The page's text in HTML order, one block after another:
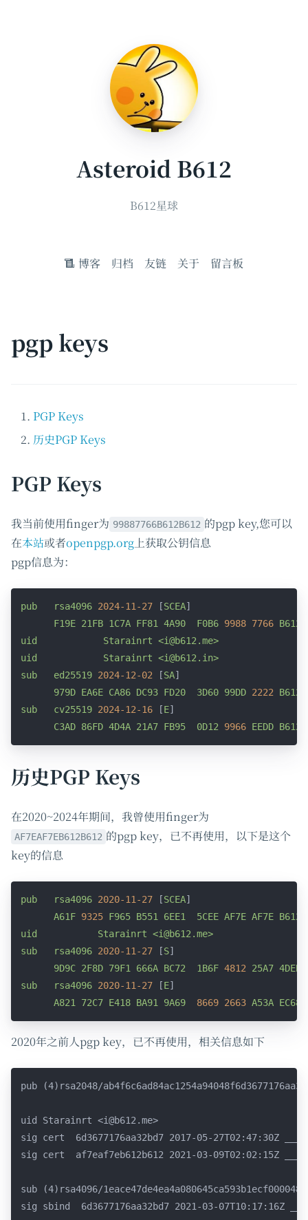
Asteroid B612
B612星球
博客 归档 友链 关于 留言板
pgp keys
PGP Keys
历史PGP Keys
PGP Keys
我当前使用finger为 99887766B612B612 的pgp key,您可以
在本站或者openpgp.org 上获取公钥信息
pgp信息为：
pub rsa4096 2024-11-27 [SCEA]
F19E 21FB 1C7A FF81 4A90 F0B6 9988 7766 B612
uid
Starainrt <i@b612.me>
uid
Starainrt <i@b612.in>
sub
ed25519 2024-12-02 [SA]
979D EA6E CA86 DC93 FD20 3D60 99DD 2222 B612
sub
cv25519 2024-12-16 [E]
C3AD 86FD 4D4A 21A7 FB95 0D12 9966 EEDD B612
历史PGP Keys
在2020~2024年期间，我曾使用finger为
AF7EAF7EB612B612 的pgp key，已不再使用，以下是这个
key的信息
pub rsa4096 2020-11-27 [SCEA]
A61F 9325 F965 B551 6EE1 5CEE AF7E AF7E B612
uid
Starainrt <i@b612.me>
sub
rsa4096 2020-11-27 [S]
9D9C 2F8D 79F1 666A BC72 1B6F 4812 25A7 4DEB
sub
rsa4096 2020-11-27 [E]
A821
72C7 E418 BA91 9A69 8669 2663 A53A EC68
2020年之前人pgp key，已不再使用，相关信息如下
pub (4)rsa2048/
uid Starainrt <i@b612.me>
sig cert  6d3677176aa32bd7 2017-05-27T02:47:30Z
sig cert  af7eaf7eb612b612 2021-03-09T02:02:15Z
sub (4)rsa4096/
sig sbind  6d3677176aa32bd7 2021-03-07T10:17:16Z